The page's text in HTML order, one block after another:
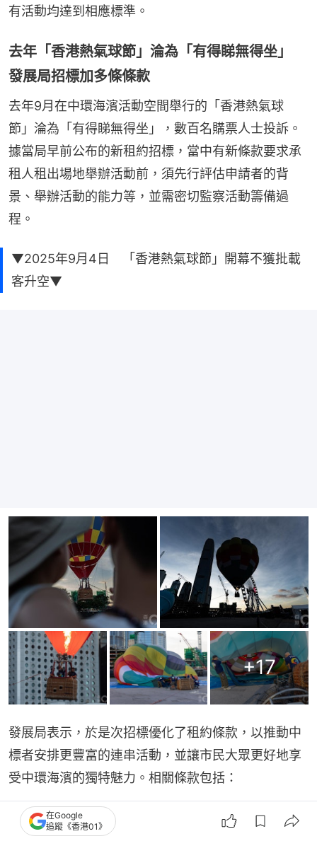
有活動均達到相應標準。
去年「香港熱氣球節」淪為「有得睇無得坐」
發展局招標加多條條款
去年9月在中環海濱活動空間舉行的「香港熱氣球
節」淪為「有得睇無得坐」，數百名購票人士投訴。
據當局早前公布的新租約招標，當中有新條款要求承
租人租出場地舉辦活動前，須先行評估申請者的背
景、舉辦活動的能力等，並需密切監察活動籌備過
程。
▼2025年9月4日 「香港熱氣球節」開幕不獲批載
客升空▼
+17
發展局表示，於是次招標優化了租約條款，以推動中
標者安排更豐富的連串活動，並讓市民大眾更好地享
受中環海濱的獨特魅力。相關條款包括：
（一）是次招標採用的「雙信封制」，將技術建議的
在Google
追蹤《香港01》